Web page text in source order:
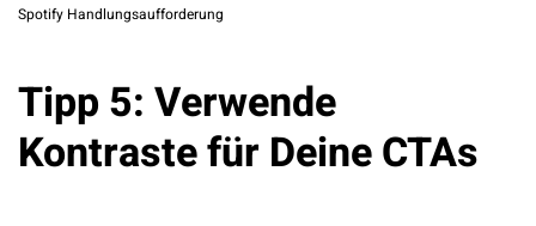
Spotify Handlungsaufforderung
Tipp 5: Verwende
Kontraste für Deine CTAs